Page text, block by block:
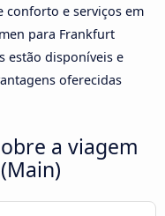
conforto e serviços em
para Frankfurt
estão disponíveis e
oferecidas
a viagem